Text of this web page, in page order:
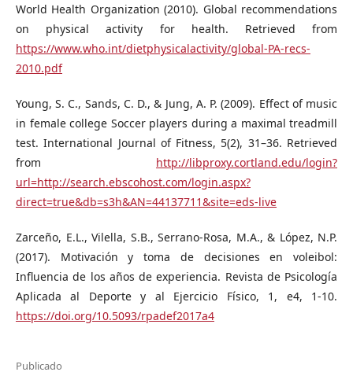
World Health Organization (2010). Global recommendations
on physical activity for health. Retrieved from
https://www.who.int/dietphysicalactivity/global-PA-recs-
2010.pdf
Young, S. C., Sands, C. D., & Jung, A. P. (2009). Effect of music
in female college Soccer players during a maximal treadmill
test. International Journal of Fitness, 5(2), 31–36. Retrieved
from http://libproxy.cortland.edu/login?
url=http://search.ebscohost.com/login.aspx?
direct=true&db=s3h&AN=44137711&site=eds-live
Zarceño, E.L., Vilella, S.B., Serrano-Rosa, M.A., & López, N.P.
(2017). Motivación y toma de decisiones en voleibol:
Influencia de los años de experiencia. Revista de Psicología
Aplicada al Deporte y al Ejercicio Físico, 1, e4, 1-10.
https://doi.org/10.5093/rpadef2017a4
Publicado